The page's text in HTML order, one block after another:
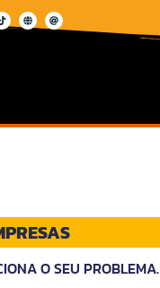
O SEU PROBLEMA.